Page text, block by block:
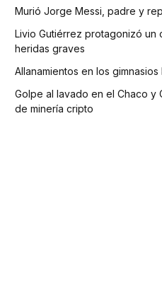
Murió Jorge Messi, padre y
Livio Gutiérrez protagonizó un
heridas graves
Allanamientos en los
Golpe al lavado en el Chaco y
de minería cripto